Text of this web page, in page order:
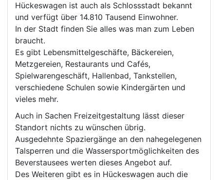
Hückeswagen ist auch als Schlossstadt bekannt
und verfügt über 14.810 Tausend Einwohner.
In der Stadt finden Sie alles was man zum Leben
braucht.
Es gibt Lebensmittelgeschäfte, Bäckereien,
Metzgereien, Restaurants und Cafés,
Spielwarengeschäft, Hallenbad, Tankstellen,
verschiedene Schulen sowie Kindergärten und
vieles mehr.
Auch in Sachen Freizeitgestaltung lässt dieser
Standort nichts zu wünschen übrig.
Ausgedehnte Spaziergänge an den nahegelegenen
Talsperren und die Wassersportmöglichkeiten des
Beverstausees werten dieses Angebot auf.
Des Weiteren gibt es in Hückeswagen auch die